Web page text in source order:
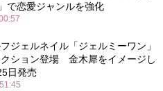
で恋愛ジャンルを強化
ジェルネイル「ジェルミーワン」
ション登場 金木犀をイメージし
日発売